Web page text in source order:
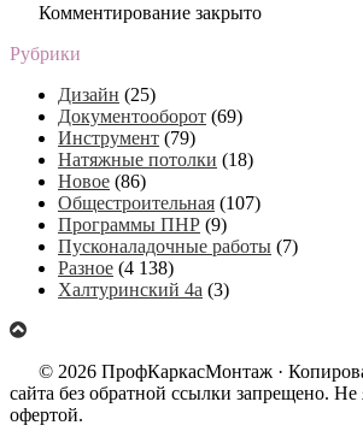
Комментирование закрыто
Рубрики
Дизайн (25)
Документооборот (69)
Инструмент (79)
Натяжные потолки (18)
Новое (86)
Общестроительная (107)
Программы ПНР (9)
Пусконаладочные работы (7)
Разное (4 138)
Халтуринский 4а (3)
© 2026 ПрофКаркасМонтаж ·
сайта без обратной ссылки запрещено. Не
офертой.